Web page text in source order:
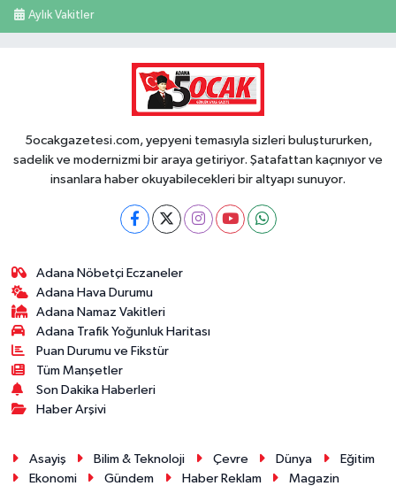
Aylık Vakitler
5ocakgazetesi.com, yepyeni temasıyla sizleri buluştururken,
sadelik ve modernizmi bir araya getiriyor. Şatafattan kaçınıyor ve
insanlara haber okuyabilecekleri bir altyapı sunuyor.
Adana Nöbetçi Eczaneler
Adana Hava Durumu
Adana Namaz Vakitleri
Adana Trafik Yoğunluk Haritası
Puan Durumu ve Fikstür
Tüm Manşetler
Son Dakika Haberleri
Haber Arşivi
Asayiş Bilim & Teknoloji Çevre Dünya
Eğitim
Ekonomi
Gündem Haber Reklam
Magazin